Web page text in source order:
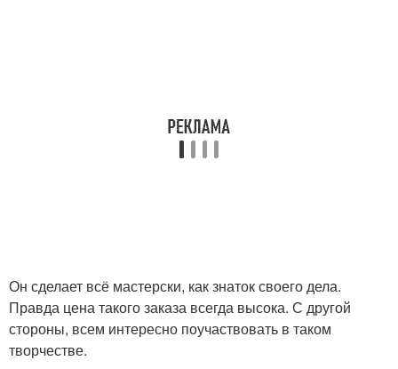
Он сделает всё мастерски, как знаток своего дела.
Правда цена такого заказа всегда высока. С другой
стороны, всем интересно поучаствовать в таком
творчестве.